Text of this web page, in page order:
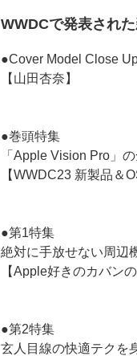
WWDCで発表され
●Cover Model Close Up
【山田杏奈】
●巻頭特集
「Apple Vision Pro」
【WWDC23 新製品＆
●第1特集
絶対に手放せない周辺
【Apple好きのカバンの
●第2特集
玄人目線の快適テクを